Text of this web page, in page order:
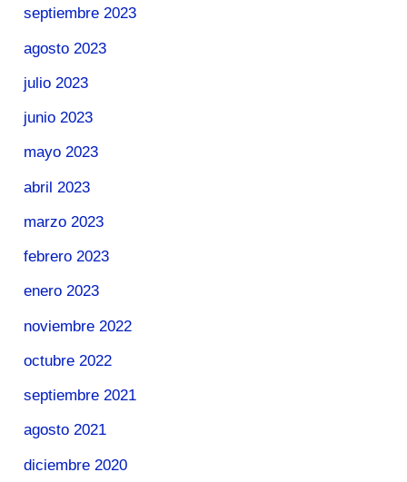
septiembre 2023
agosto 2023
julio 2023
junio 2023
mayo 2023
abril 2023
marzo 2023
febrero 2023
enero 2023
noviembre 2022
octubre 2022
septiembre 2021
agosto 2021
diciembre 2020